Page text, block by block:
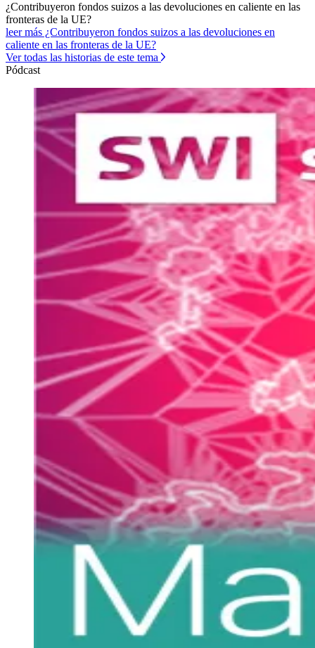
¿Contribuyeron fondos suizos a las devoluciones en caliente en las
fronteras de la UE?
leer más ¿Contribuyeron fondos suizos a las devoluciones en
caliente en las fronteras de la UE?
Ver todas las historias de este tema
Pódcast